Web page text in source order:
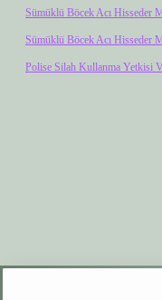
Sümüklü Böcek Acı Hisseder
Sümüklü Böcek Acı Hisseder
Polise Silah Kullanma Yetkisi
elexbet giriş